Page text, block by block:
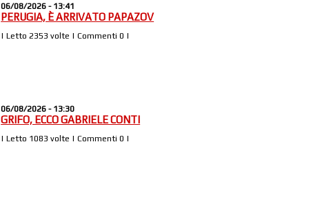
06/08/2026 - 13:41
PERUGIA, È ARRIVATO PAPAZOV
| Letto 2353 volte | Commenti 0 |
06/08/2026 - 13:30
GRIFO, ECCO GABRIELE CONTI
| Letto 1083 volte | Commenti 0 |